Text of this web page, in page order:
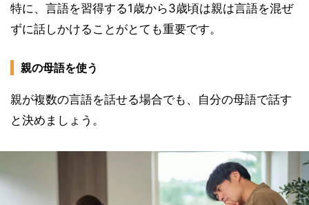
特に、言語を習得する1歳から3歳頃は親は言語を混ぜ
ずに話しかけることがとても重要です。
親の母語を使う
親が複数の言語を話せる場合でも、自分の母語で話す
と決めましょう。